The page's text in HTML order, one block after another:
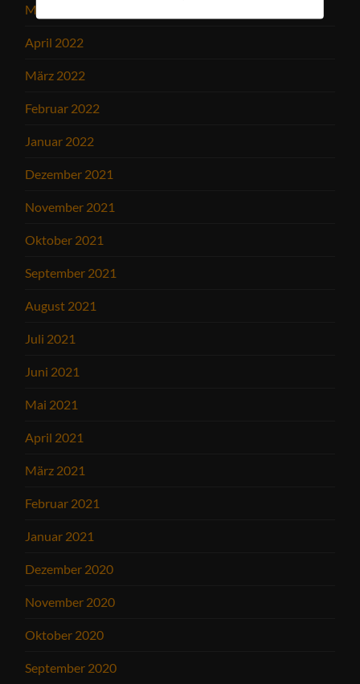
Mai 2022
April 2022
März 2022
Februar 2022
Januar 2022
Dezember 2021
November 2021
Oktober 2021
September 2021
August 2021
Juli 2021
Juni 2021
Mai 2021
April 2021
März 2021
Februar 2021
Januar 2021
Dezember 2020
November 2020
Oktober 2020
September 2020